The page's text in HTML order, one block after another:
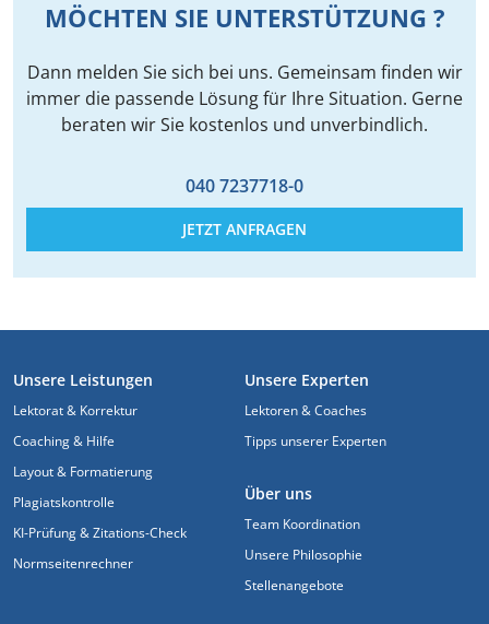
MÖCHTEN SIE UNTERSTÜTZUNG ?
Dann melden Sie sich bei uns. Gemeinsam finden wir
immer die passende Lösung für Ihre Situation. Gerne
beraten wir Sie kostenlos und unverbindlich.
040 7237718-0
JETZT ANFRAGEN
FUSSZEILE
Unsere Leistungen
Lektorat & Korrektur
Coaching & Hilfe
Layout & Formatierung
Plagiatskontrolle
KI-Prüfung & Zitations-Check
Normseitenrechner
Unsere Experten
Lektoren & Coaches
Tipps unserer Experten
Über uns
Team Koordination
Unsere Philosophie
Stellenangebote